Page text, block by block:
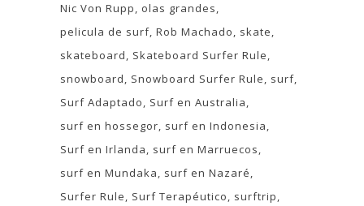
Nic Von Rupp
olas grandes
pelicula de surf Rob Machado
skate
skateboard
Skateboard Surfer Rule
snowboard
Snowboard Surfer Rule
surf
Surf Adaptado
Surf en Australia
surf en hossegor surf en Indonesia
Surf en Irlanda
surf en Marruecos
surf en Mundaka
surf en Nazaré
Surfer Rule
Surf Terapéutico
surftrip